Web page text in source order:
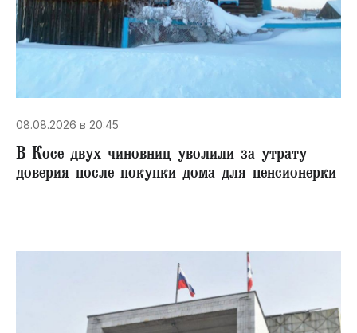
08.08.2026 в 20:45
В Косе двух чиновниц уволили за утрату
доверия после покупки дома для пенсионерки